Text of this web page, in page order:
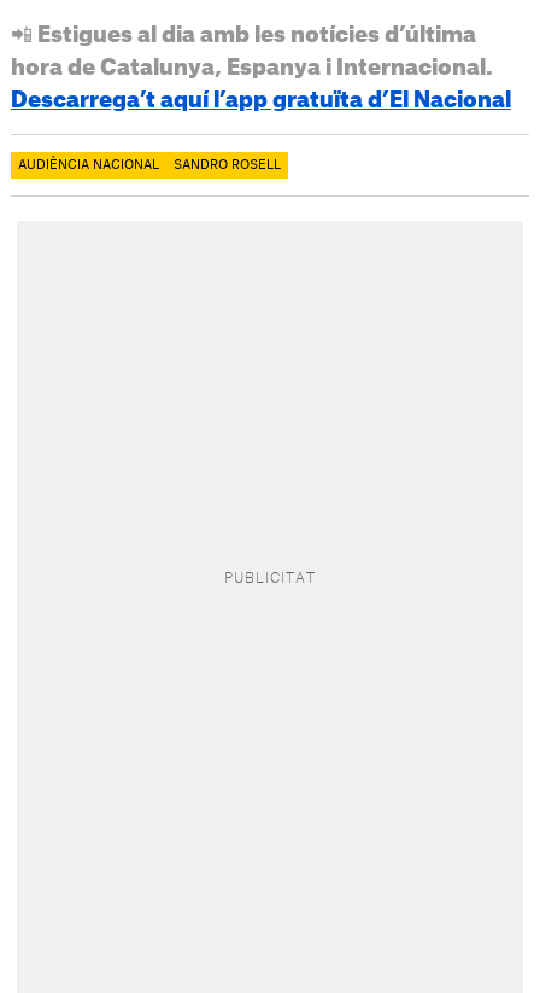
📲 Estigues al dia amb les notícies d’última
hora de Catalunya, Espanya i Internacional.
Descarrega’t aquí l’app gratuïta d’El Nacional
AUDIÈNCIA NACIONAL SANDRO ROSELL